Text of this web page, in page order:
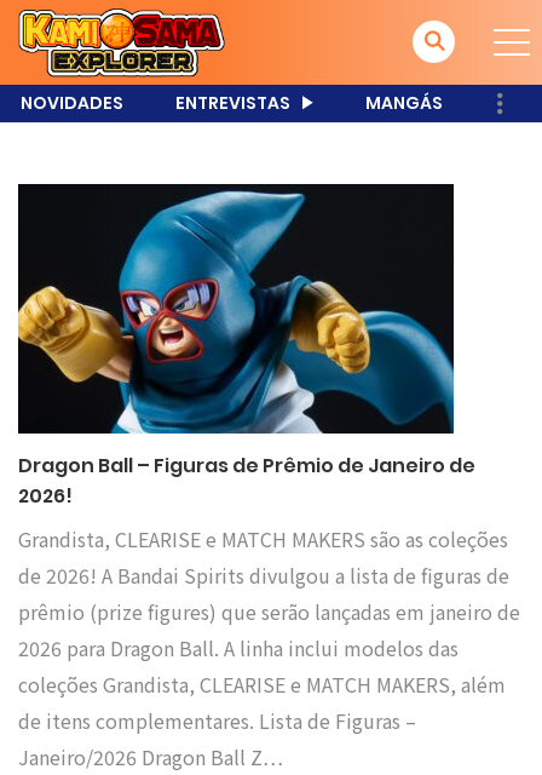
NOVIDADES ENTREVISTAS MANGÁS
Dragon Ball – Figuras de Prêmio de Janeiro de
2026!
Grandista, CLEARISE e MATCH MAKERS são as coleções
de 2026! A Bandai Spirits divulgou a lista de figuras de
prêmio (prize figures) que serão lançadas em janeiro de
2026 para Dragon Ball. A linha inclui modelos das
coleções Grandista, CLEARISE e MATCH MAKERS, além
de itens complementares. Lista de Figuras –
Janeiro/2026 Dragon Ball Z…